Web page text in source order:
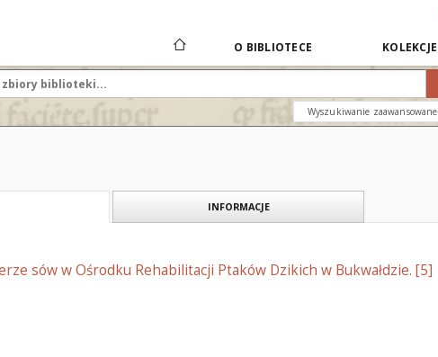
O BIBLIOTECE KOLEKCJE
Wyszukiwanie zaawansowane
INFORMACJE
sów w Ośrodku Rehabilitacji Ptaków Dzikich w Bukwałdzie. [5]